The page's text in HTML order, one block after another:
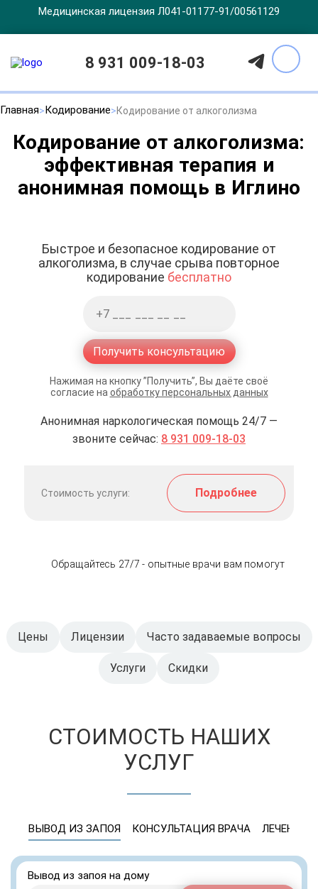
Медицинская лицензия Л041-01177-91/00561129
8 931 009-18-03
Главная Кодирование Кодирование от алкоголизма
Кодирование от алкоголизма:
эффективная терапия и
анонимная помощь в Иглино
Быстрое и безопасное кодирование от
алкоголизма, в случае срыва повторное
кодирование бесплатно
Получить консультацию
Нажимая на кнопку ”Получить”, Вы даёте своё
согласие на обработку персональных данных
Анонимная наркологическая помощь 24/7 —
звоните сейчас: 8 931 009-18-03
Стоимость услуги: Подробнее
Обращайтесь 27/7 - опытные врачи вам помогут
Цены Лицензии Часто задаваемые вопросы
Услуги Скидки
СТОИМОСТЬ НАШИХ
УСЛУГ
ВЫВОД ИЗ ЗАПОЯ КОНСУЛЬТАЦИЯ ВРАЧА ЛЕЧЕНИЕ
Вывод из запоя на дому